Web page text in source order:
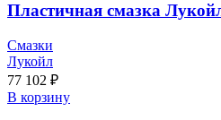
Пластичная смазка
Смазки
Лукойл
77 102 ₽
В корзину